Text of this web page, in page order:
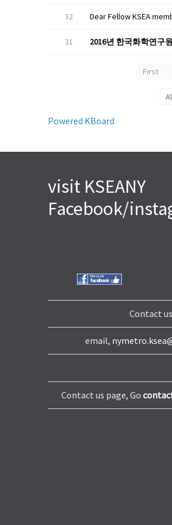
32 Dear Fellow KSEA
31 2016년 한국화학연구
First
Powered KBoard
visit KSEANY
Facebook/
Contact us
email,
Contact us page, Go